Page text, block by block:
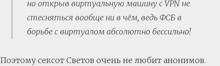
но открыв виртуальную машину с VPN не
стесняться вообще ни в чём, ведь ФСБ в
борьбе с виртуалом абсолютно бессильно!
Поэтому сексот Светов очень не любит анонимов.